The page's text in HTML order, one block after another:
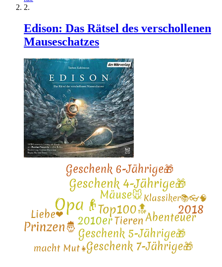
Edison: Das Rätsel des verschollenen
Mauseschatzes